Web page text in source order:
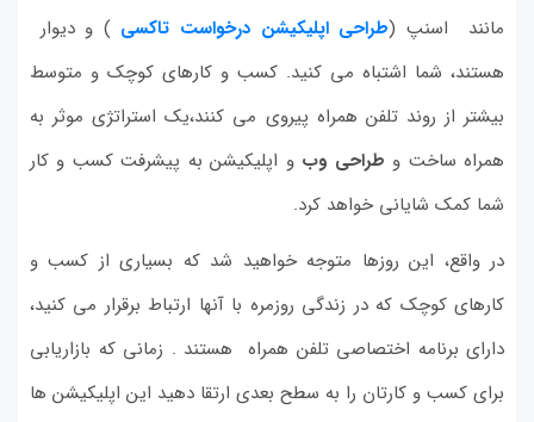
مانند اسنپ (طراحی اپلیکیشن درخواست تاکسی ) و دیوار
هستند، شما اشتباه می کنید. کسب و کارهای کوچک و متوسط
بیشتر از روند تلفن همراه پیروی می کنند،یک استراتژی موثر به
همراه ساخت و طراحی وب و اپلیکیشن به پیشرفت کسب و کار
شما کمک شایانی خواهد کرد.
در واقع، این روزها متوجه خواهید شد که بسیاری از کسب و
کارهای کوچک که در زندگی روزمره با آنها ارتباط برقرار می کنید،
دارای برنامه اختصاصی تلفن همراه هستند . زمانی که بازاریابی
برای کسب و کارتان را به سطح بعدی ارتقا دهید این اپلیکیشن ها